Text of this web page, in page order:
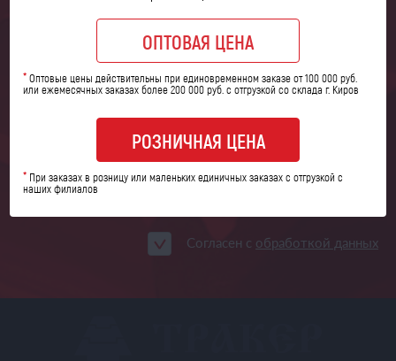
ЗАКАЗАТЬ ЗВОНОК
Согласен с обработкой данных
ОПТОВАЯ ЦЕНА
*Оптовые цены действительны при единовременном заказе от 100 000 руб.
или ежемесячных заказах более 200 000 руб. с отгрузкой со склада г. Киров
РОЗНИЧНАЯ ЦЕНА
* При заказах в розницу или маленьких единичных заказах с отгрузкой с
наших филиалов